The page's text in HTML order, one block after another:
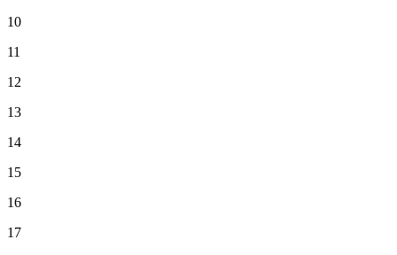
10
11
12
13
14
15
16
17